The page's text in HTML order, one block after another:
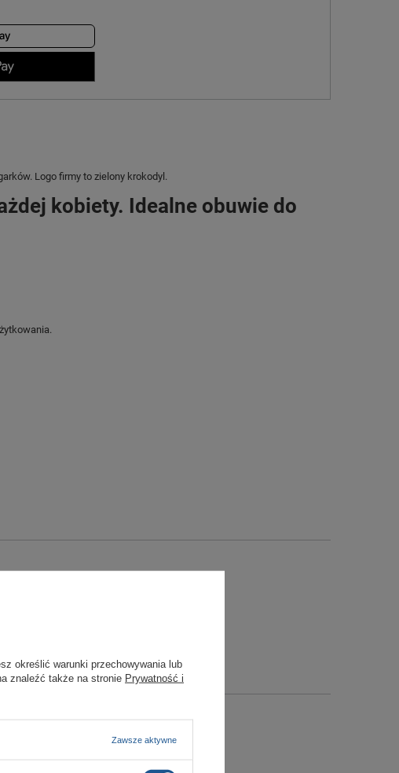
Logo firmy to zielony krokodyl.
kobiety. Idealne obuwie do
określić warunki przechowywania lub
znaleźć także na stronie Prywatność i
Zawsze aktywne